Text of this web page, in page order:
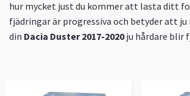
hur mycket just du kommer att lasta ditt
fjädringar är progressiva och betyder att ju
din Dacia Duster 2017-2020 ju hårdare blir